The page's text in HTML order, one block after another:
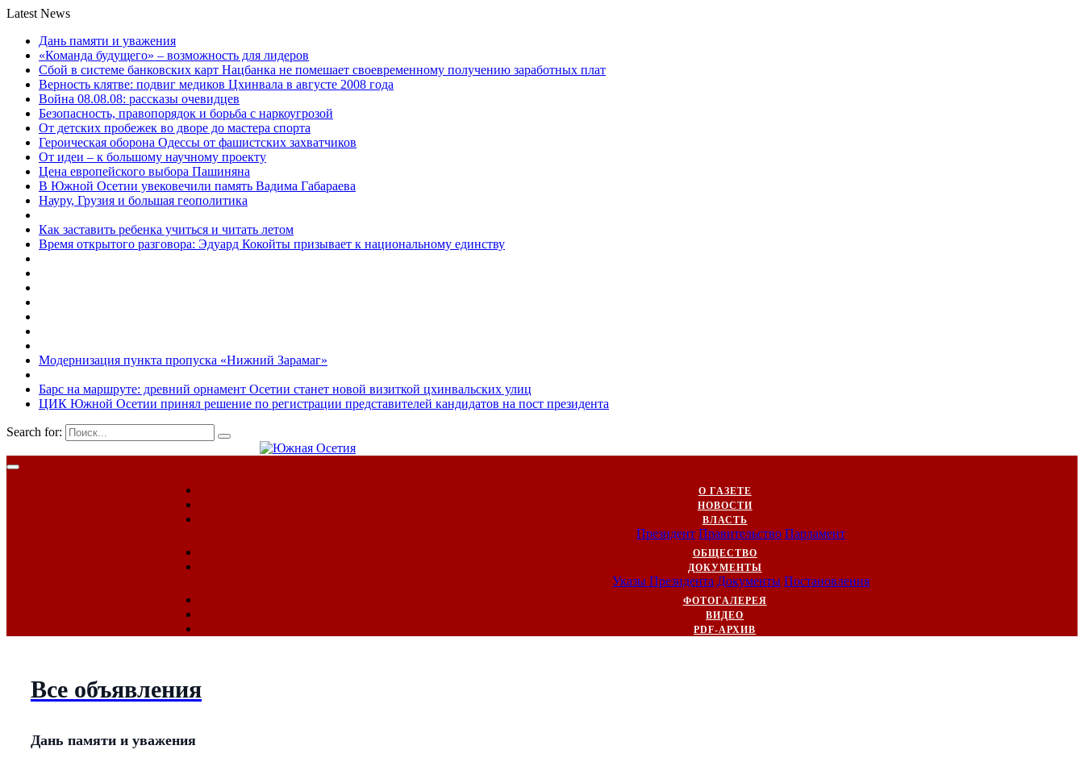
Latest News
Дань памяти и уважения
«Команда будущего» – возможность для лидеров
Сбой в системе банковских карт Нацбанка не помешает своевременному получению заработных плат
Верность клятве: подвиг медиков Цхинвала в августе 2008 года
Война 08.08.08: рассказы очевидцев
Безопасность, правопорядок и борьба с наркоугрозой
От детских пробежек во дворе до мастера спорта
Героическая оборона Одессы от фашистских захватчиков
От идеи – к большому научному проекту
Цена европейского выбора Пашиняна
В Южной Осетии увековечили память Вадима Габараева
Науру, Грузия и большая геополитика
Как заставить ребенка учиться и читать летом
Время открытого разговора: Эдуард Кокойты призывает к национальному единству
Модернизация пункта пропуска «Нижний Зарамаг»
Барс на маршруте: древний орнамент Осетии станет новой визиткой цхинвальских улиц
ЦИК Южной Осетии принял решение по регистрации представителей кандидатов на пост президента
Search for:
О ГАЗЕТЕ
НОВОСТИ
ВЛАСТЬ
Президент Правительство Парламент
ОБЩЕСТВО
ДОКУМЕНТЫ
Указы Президента Документы Постановления
ФОТОГАЛЕРЕЯ
ВИДЕО
PDF-АРХИВ
Все объявления
Дань памяти и уважения